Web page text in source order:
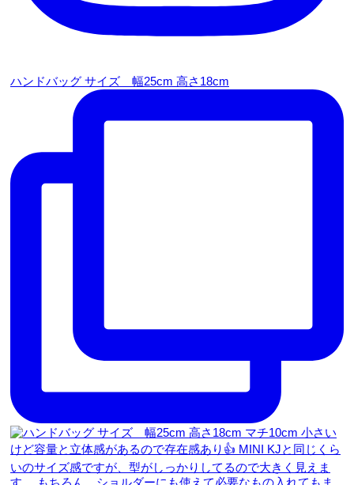
ハンドバッグ サイズ 幅25cm 高さ18cm